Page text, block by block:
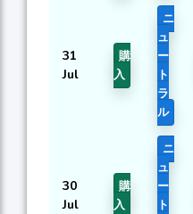
31
Jul
購
入
ニ
ュ
ー
ト
ラ
ル
30
Jul
購
入
ニ
ュ
ー
ト